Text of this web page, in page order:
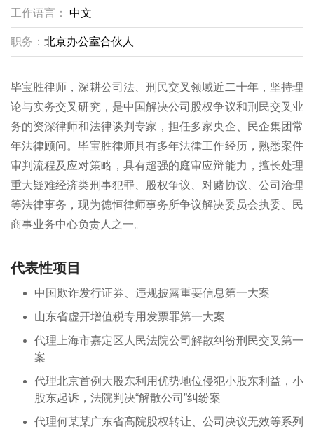
工作语言： 中文
职务： 北京办公室合伙人
毕宝胜律师，深耕公司法、刑民交叉领域近二十年，坚持理
论与实务交叉研究，是中国解决公司股权争议和刑民交叉业
务的资深律师和法律谈判专家，担任多家央企、民企集团常
年法律顾问。毕宝胜律师具有多年法律工作经历，熟悉案件
审判流程及应对策略，具有超强的庭审应辩能力，擅长处理
重大疑难经济类刑事犯罪、股权争议、对赌协议、公司治理
等法律事务，现为德恒律师事务所争议解决委员会执委、民
商事业务中心负责人之一。
代表性项目
中国欺诈发行证券、违规披露重要信息第一大案
山东省虚开增值税专用发票罪第一大案
代理上海市嘉定区人民法院公司解散纠纷刑民交叉第一
案
代理北京首例大股东利用优势地位侵犯小股东利益，小
股东起诉，法院判决“解散公司”纠纷案
代理何某某广东省高院股权转让、公司决议无效等系列